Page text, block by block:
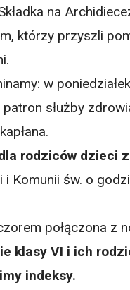
na
którzy przyszli
w
patron służby
rodziców dzieci
Komunii św. o
połączona z
klasy VI i ich
indeksy.